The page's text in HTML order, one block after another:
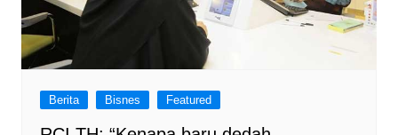
Berita Bisnes Featured